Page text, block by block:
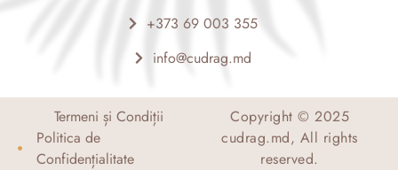
+373 69 003 355
info@cudrag.md
Termeni și Condiții
Politica de
Confidențialitate
Copyright © 2025
cudrag.md, All rights
reserved.